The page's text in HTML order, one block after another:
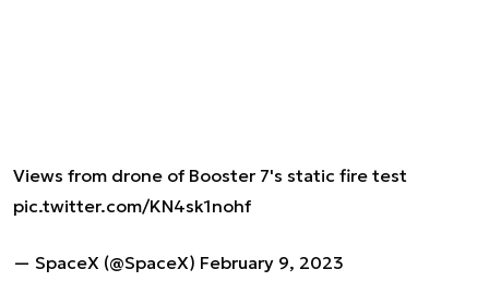
Views from drone of Booster 7's static fire test
pic.twitter.com/KN4sk1nohf
— SpaceX (@SpaceX) February 9, 2023